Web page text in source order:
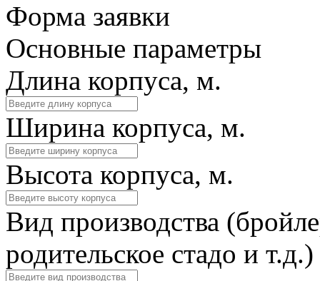
Форма заявки
Основные параметры
Длина корпуса, м.
Ширина корпуса, м.
Высота корпуса, м.
Вид производства
родительское стадо и т.д.)